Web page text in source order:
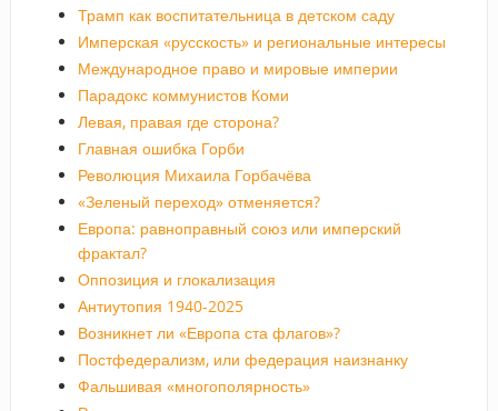
Трамп как воспитательница в детском саду
Имперская «русскость» и региональные интересы
Международное право и мировые империи
Парадокс коммунистов Коми
Левая, правая где сторона?
Главная ошибка Горби
Революция Михаила Горбачёва
«Зеленый переход» отменяется?
Европа: равноправный союз или имперский
фрактал?
Оппозиция и глокализация
Антиутопия 1940-2025
Возникнет ли «Европа ста флагов»?
Постфедерализм, или федерация наизнанку
Фальшивая «многополярность»